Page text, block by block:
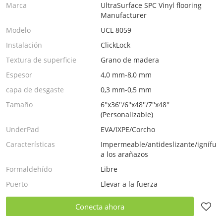
Marca
UltraSurface SPC Vinyl flooring
Manufacturer
Modelo
UCL 8059
Instalación
ClickLock
Textura de superficie
Grano de madera
Espesor
4,0 mm-8,0 mm
capa de desgaste
0,3 mm-0,5 mm
Tamaño
6''x36''/6''x48''/7''x48''
(Personalizable)
UnderPad
EVA/IXPE/Corcho
Características
Impermeable/antideslizante/
a los arañazos
Formaldehído
Libre
Puerto
Llevar a la fuerza
Conecta ahora